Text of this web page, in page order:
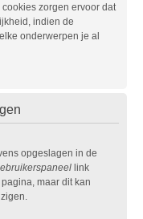
zorgen ervoor dat
indien de
onderwerpen je al
opgeslagen in de
link
maar dit kan